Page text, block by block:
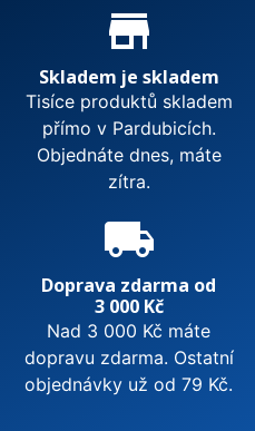
Proč nakupovat u nás?
store_mall_directory
Skladem je skladem
Tisíce produktů skladem
přímo v Pardubicích.
Objednáte dnes, máte
zítra.
local_shipping
Doprava zdarma od
3 000 Kč
Nad 3 000 Kč máte
dopravu zdarma. Ostatní
objednávky už od 79 Kč.